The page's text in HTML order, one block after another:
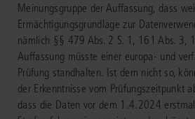
Meinungsgruppe der Auffassung, dass
Ermächtigungsgrundlage zur
nämlich §§ 479 Abs. 2 S. 1, 161 Abs. 3,
Auffassung müsste einer europa- und
Prüfung standhalten. Ist dem nicht so,
der Erkenntnisse vom Prüfungszeitpunkt
dass die Daten vor dem 1.4.2024